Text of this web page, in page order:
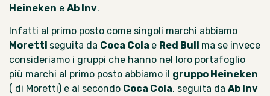
Heineken e Ab Inv.
Infatti al primo posto come singoli marchi abbiamo
Moretti seguita da Coca Cola e Red Bull ma se invece
consideriamo i gruppi che hanno nel loro portafoglio
più marchi al primo posto abbiamo il gruppo Heineken
( di Moretti) e al secondo Coca Cola, seguita da Ab Inv